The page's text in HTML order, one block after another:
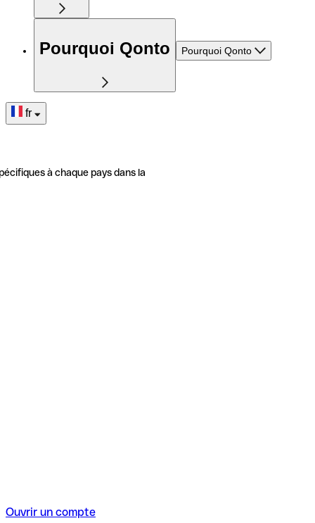
Pourquoi Qonto Pourquoi Qonto
fr
à chaque pays dans la
Ouvrir un compte